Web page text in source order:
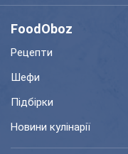
FoodOboz
Рецепти
Шефи
Підбірки
Новини кулінарії